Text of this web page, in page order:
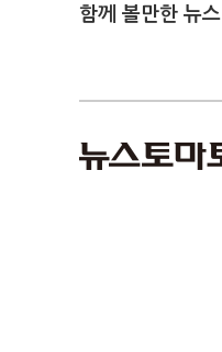
함께 볼만한 뉴스